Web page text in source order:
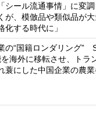
シール流通事情」に変
が、模倣品や類似品が
する時代に」
の“国籍ロンダリング”
海外に移転させ、トラ
にした中国企業の農